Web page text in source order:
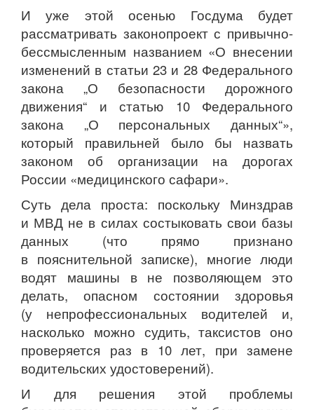
И уже этой осенью Госдума будет
рассматривать законопроект с привычно-
бессмысленным названием «О внесении
изменений в статьи 23 и 28 Федерального
закона „О безопасности дорожного
движения“ и статью 10 Федерального
закона „О персональных данных“»,
который правильней было бы назвать
законом об организации на дорогах
России «медицинского сафари».
Суть дела проста: поскольку Минздрав
и МВД не в силах состыковать свои базы
данных (что прямо признано
в пояснительной записке), многие люди
водят машины в не позволяющем это
делать, опасном состоянии здоровья
(у непрофессиональных водителей и,
насколько можно судить, таксистов оно
проверяется раз в 10 лет, при замене
водительских удостоверений).
И для решения этой проблемы